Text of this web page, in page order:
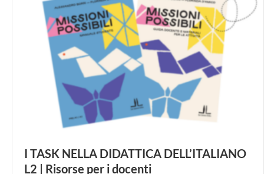
I TASK NELLA DIDATTICA DELL’ITALIANO
L2 | Risorse per i docenti